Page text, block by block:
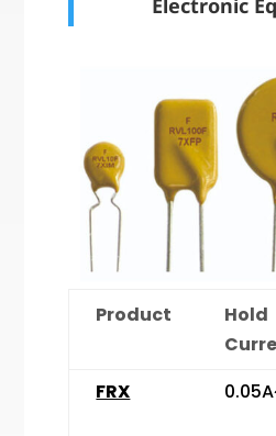
Electronic
Product
Hold
FRX